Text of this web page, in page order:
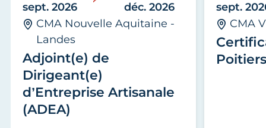
Adjoint(e) de
Dirigeant(e)
d’Entreprise Artisanale
(ADEA)
sept. 2026
déc. 2026
CMA Nouvelle Aquitaine -
Landes
Poitiers
sept.
CMA